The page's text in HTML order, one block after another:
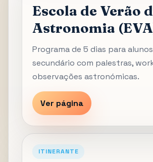
Escola de Verão
Astronomia
Programa de 5 dias para
secundário com palestras,
observações astronómicas.
Ver página
ITINERANTE